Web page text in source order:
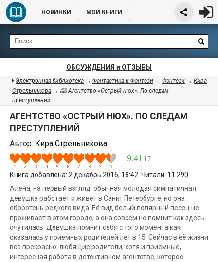
НОВИНКИ МОИ КНИГИ
ОБСУЖДЕНИЯ и ОТЗЫВЫ
Электронная библиотека → Фантастика и Фэнтези → Фэнтези → Кира
Стрельникова → 🕮 Агентство «Острый нюх». По следам
преступлений
АГЕНТСТВО «ОСТРЫЙ НЮХ». ПО СЛЕДАМ
ПРЕСТУПЛЕНИЙ
Автор: Кира Стрельникова
9.41 17
Книга добавлена: 2 декабрь 2016, 18:42. Читали: 11 290
Алена, на первый взгляд, обычная молодая симпатичная
девушка работает и живет в Санкт Петербурге, но она
оборотень редкого вида. Её вид белый полярный песец не
проживает в этом городе, а она совсем не помнит как здесь
очутилась. Девушка помнит себя с того момента как
оказалась у приемных родителей лет в 15. Сейчас в её жизни
все прекрасно: любящие родители, хотя и приёмные,
интересная работа в детективном агентстве, которое